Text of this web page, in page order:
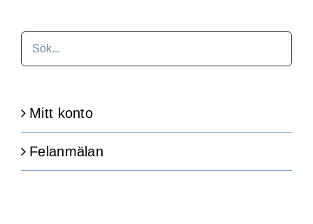
Mitt konto
Felanmälan